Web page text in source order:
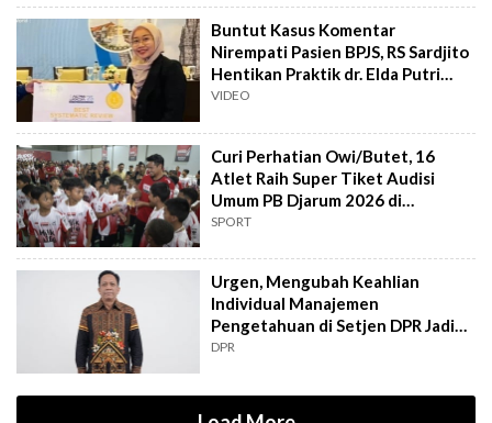
Buntut Kasus Komentar
Nirempati Pasien BPJS, RS Sardjito
Hentikan Praktik dr. Elda Putri
Rahard
VIDEO
Curi Perhatian Owi/Butet, 16
Atlet Raih Super Tiket Audisi
Umum PB Djarum 2026 di
Makassar
SPORT
Urgen, Mengubah Keahlian
Individual Manajemen
Pengetahuan di Setjen DPR Jadi
Kekuatan Institusional
DPR